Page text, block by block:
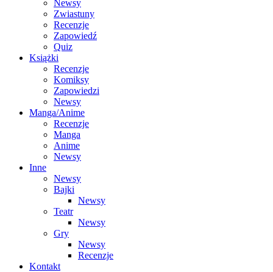
Newsy
Zwiastuny
Recenzje
Zapowiedź
Quiz
Książki
Recenzje
Komiksy
Zapowiedzi
Newsy
Manga/Anime
Recenzje
Manga
Anime
Newsy
Inne
Newsy
Bajki
Newsy
Teatr
Newsy
Gry
Newsy
Recenzje
Kontakt